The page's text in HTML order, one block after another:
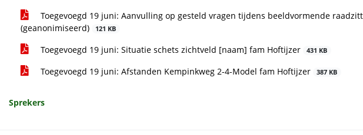
Toegevoegd 19 juni: Aanvulling op gesteld vragen tijdens beeldvormende
(geanonimiseerd)
121 KB
Toegevoegd 19 juni: Situatie schets zichtveld [naam] fam Hoftijzer 431 KB
Toegevoegd 19 juni: Afstanden Kempinkweg 2-4-Model fam Hoftijzer 387 KB
Sprekers